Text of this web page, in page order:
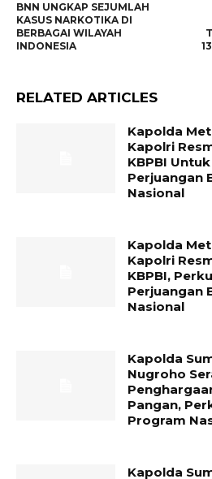
BNN UNGKAP SEJUMLAH
KASUS NARKOTIKA DI
BERBAGAI WILAYAH
INDONESIA
RELATED ARTICLES
Kapolda
Kapolri
KBPBI
Perjuangan
Nasional
Kapolda
Kapolri
KBPBI,
Perjuangan
Nasional
Kapolda
Nugroho
Pangan,
Program
Kapolda